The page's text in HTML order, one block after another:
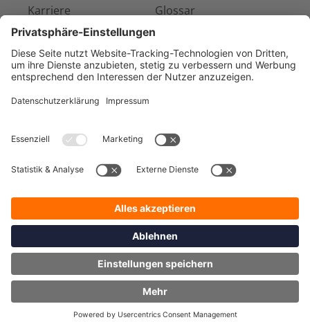
Karriere
Presse & Medien
Referenzen
Glossar
Kontakt
AGB
Datenschutz
© 2026 ecotel communication ag